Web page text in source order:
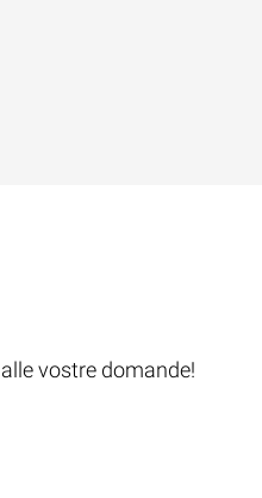
vostre domande!